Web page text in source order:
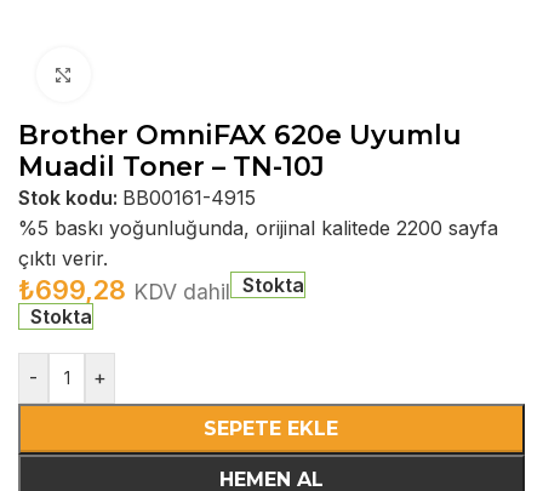
Brother OmniFAX 620e Uyumlu
Muadil Toner – TN-10J
Stok kodu: BB00161-4915
%5 baskı yoğunluğunda, orijinal kalitede 2200 sayfa
çıktı verir.
₺699,28 KDV dahil Stokta
Stokta
- +
SEPETE EKLE
HEMEN AL